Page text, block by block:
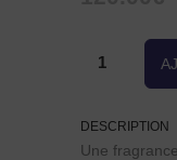
quantité
Ambre
DESCRIPTION
Une